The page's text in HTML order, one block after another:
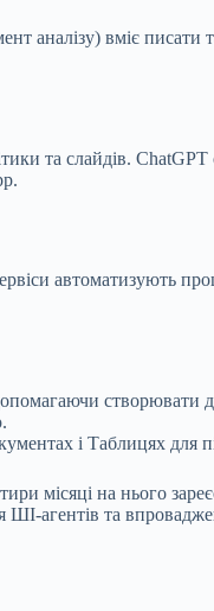
аналізу) вміє
та слайдів.
автоматизують
створювати
і Таблицях для
на нього
ШІ-агентів та